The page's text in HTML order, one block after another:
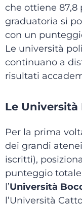
che ottiene 87,8
graduatoria si
con un
Le università
continuano a
risultati
Le Università
Per la prima
dei grandi
iscritti),
punteggio
l’Università
l’Università